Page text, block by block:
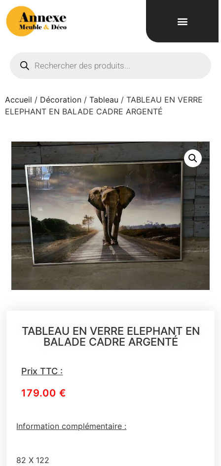
Accueil / Décoration / Tableau / TABLEAU EN VERRE
ELEPHANT EN BALADE CADRE ARGENTÉ
TABLEAU EN VERRE ELEPHANT EN
BALADE CADRE ARGENTÉ
Prix TTC :
179.00€
Information complémentaire :
82 X 122